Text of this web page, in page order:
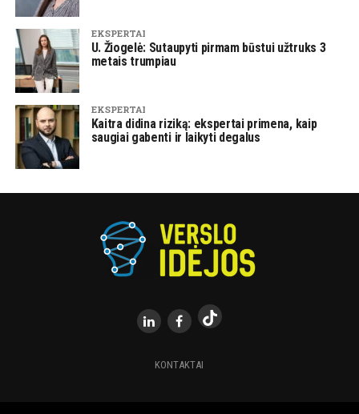
EKSPERTAI
U. Žiogelė: Sutaupyti pirmam būstui užtruks 3
metais trumpiau
EKSPERTAI
Kaitra didina riziką: ekspertai primena, kaip
saugiai gabenti ir laikyti degalus
KONTAKTAI